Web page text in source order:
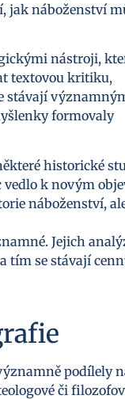
jak náboženství
nástroji,
textovou kritiku,
stávají
formovaly
historické
k novým
náboženství,
Jejich
tím se stávají
podílely
či